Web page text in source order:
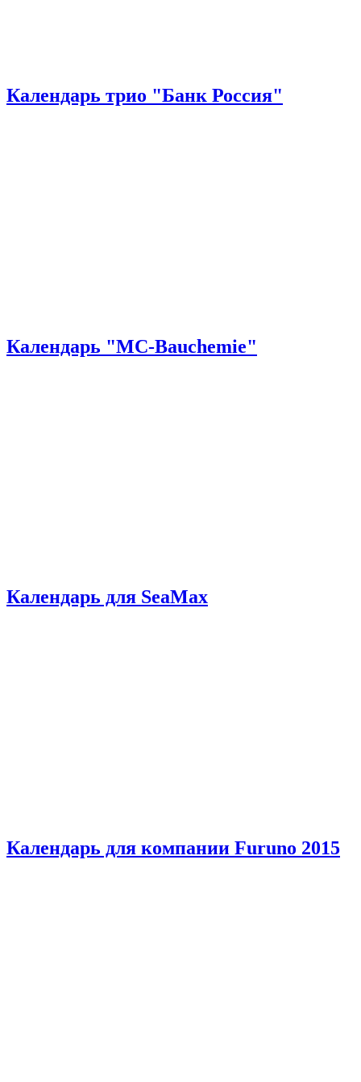
Календарь трио "Банк Россия"
Календарь "MC-Bauchemie"
Календарь для SeaMax
Календарь для компании Furuno 2015